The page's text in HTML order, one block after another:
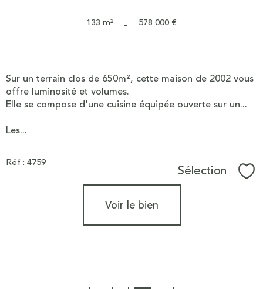
133 m² - 578 000 €
Sur un terrain clos de 650m², cette maison de 2002 vous
offre luminosité et volumes.
Elle se compose d'une cuisine équipée ouverte sur un...
Les...
Réf : 4759 Sélection
Voir le bien